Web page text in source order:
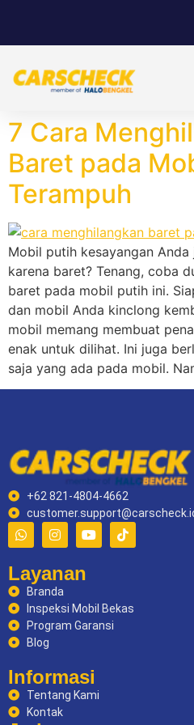
7 Cara
Baret pada
Terampuh
Mobil putih kesayangan
karena baret? Tenang, coba
baret pada mobil putih ini.
dan mobil Anda kinclong
mobil memang membuat
enak untuk dilihat. Ini juga
saja yang ada pada mobil.
+62 821-4804-4662
Layanan
Branda
Inspeksi Mobil Bekas
Program Garansi
Blog
Informasi
Tentang Kami
Kontak